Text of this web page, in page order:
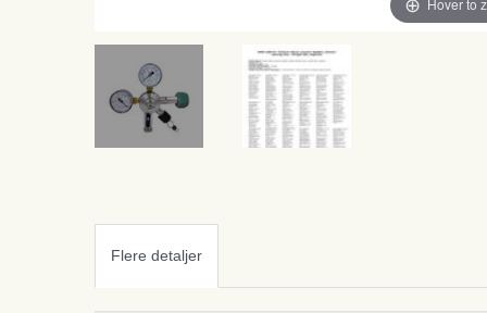
Hover to
Flere detaljer